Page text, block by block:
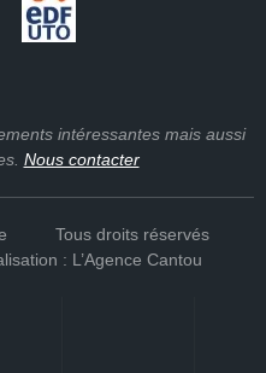
intéressantes mais aussi
. Nous contacter
Tous droits réservés
: L’Agence Cantou